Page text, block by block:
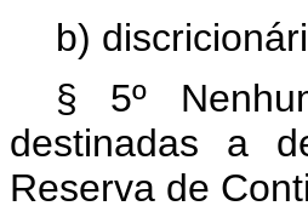
b)
§ 5º
destinadas a
Reserva de